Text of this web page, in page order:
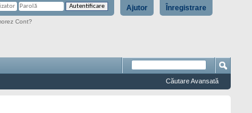
Înregistrare
Ajutor
Cont?
Căutare Avansată